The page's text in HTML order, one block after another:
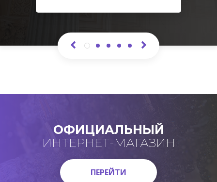
ОФИЦИАЛЬНЫЙ
ИНТЕРНЕТ-МАГАЗИН
ПЕРЕЙТИ
ПЕРЕЙТИ